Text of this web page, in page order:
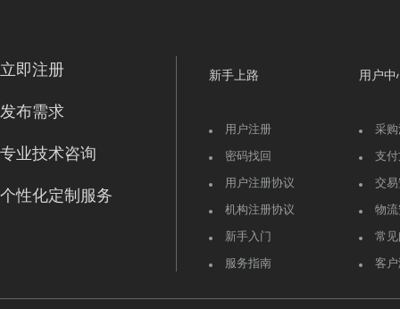
立即注册
发布需求
专业技术咨询
个性化定制服务
新手上路
用户注册
密码找回
用户注册协议
机构注册协议
新手入门
服务指南
用户中
采
支
交
物
常
客